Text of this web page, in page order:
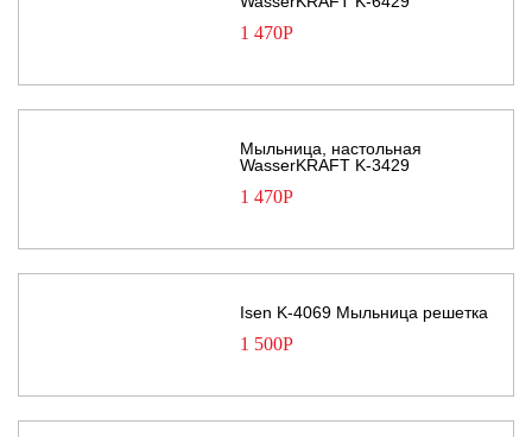
1 470Р
Мыльница, настольная
WasserKRAFT K-3429
1 470Р
Isen K-4069 Мыльница решетка
1 500Р